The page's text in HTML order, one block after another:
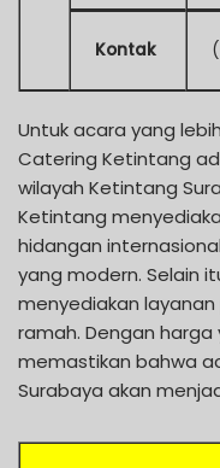
Kontak
Untuk acara yang
Catering Ketintang
wilayah Ketintang
Ketintang
hidangan
yang modern. Selain
menyediakan
ramah. Dengan
memastikan bahwa
Surabaya akan